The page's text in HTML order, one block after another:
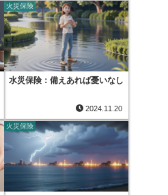
火災保険
水災保険：備えあれば憂いなし
2024.11.20
火災保険